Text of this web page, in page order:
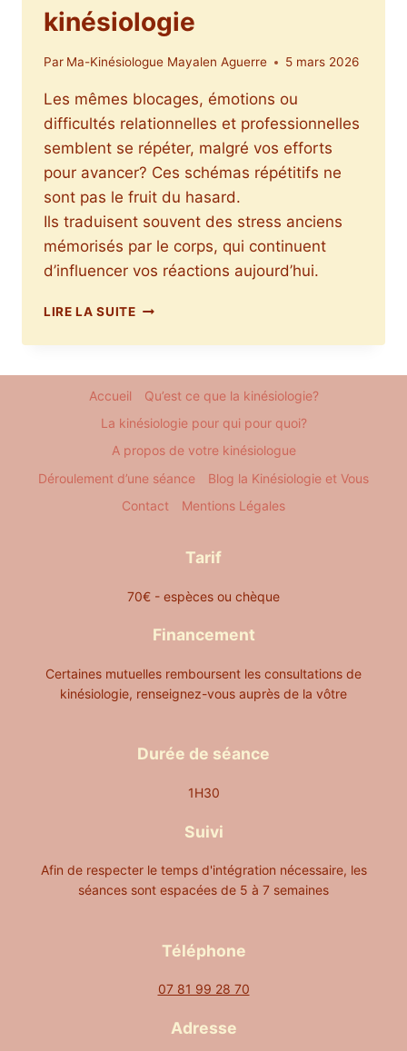
kinésiologie
Par Ma-Kinésiologue Mayalen Aguerre 5 mars 2026
Les mêmes blocages, émotions ou
difficultés relationnelles et professionnelles
semblent se répéter, malgré vos efforts
pour avancer? Ces schémas répétitifs ne
sont pas le fruit du hasard.
Ils traduisent souvent des stress anciens
mémorisés par le corps, qui continuent
d’influencer vos réactions aujourd’hui.
LIRE LA SUITESE
DES
AVEC
LA
Téléphone
07 81 99 28 70
Adresse
Durée de séance
1H30
Suivi
Afin de respecter le temps d'intégration nécessaire, les
séances sont espacées de 5 à 7 semaines
Tarif
70€ - espèces ou chèque
Financement
Certaines mutuelles remboursent les consultations de
kinésiologie, renseignez-vous auprès de la vôtre
Accueil
Qu’est ce que la kinésiologie?
La kinésiologie pour qui pour quoi?
A propos de votre kinésiologue
Déroulement d’une séance
Blog la Kinésiologie et Vous
Contact
Mentions Légales